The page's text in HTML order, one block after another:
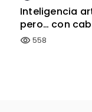
Inteligencia
pero… con
visibility 558